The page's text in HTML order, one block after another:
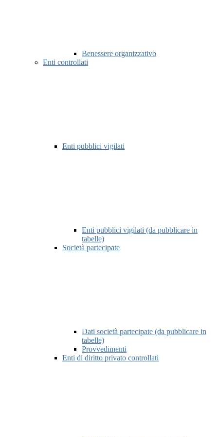
Benessere organizzativo
Enti controllati
Enti pubblici vigilati
Enti pubblici vigilati (da pubblicare in
tabelle)
Società partecipate
Dati società partecipate (da pubblicare in
tabelle)
Provvedimenti
Enti di diritto privato controllati